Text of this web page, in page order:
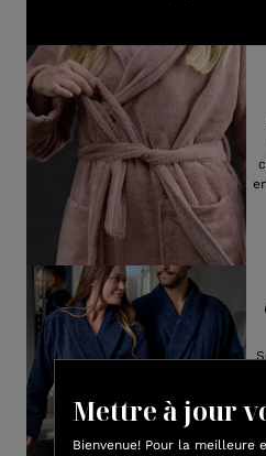
Mettre à jour
Bienvenue! Pour la meilleure